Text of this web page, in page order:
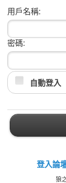
用戶名稱:
密碼:
自動登入
登入論
狼